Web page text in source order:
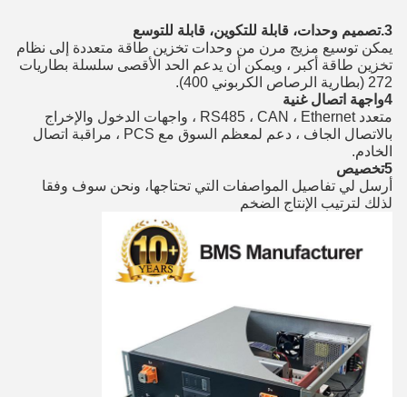
3. تصميم وحدات، قابلة للتكوين، قابلة للتوسع
272 (بطارية الرصاص الكربوني 400).
4واجهة اتصال غنية
الخادم.
5تخصيص
أرسل لي تفاصيل المواصفات التي تحتاجها، ونحن سوف وفقا
لذلك لترتيب الإنتاج الضخم